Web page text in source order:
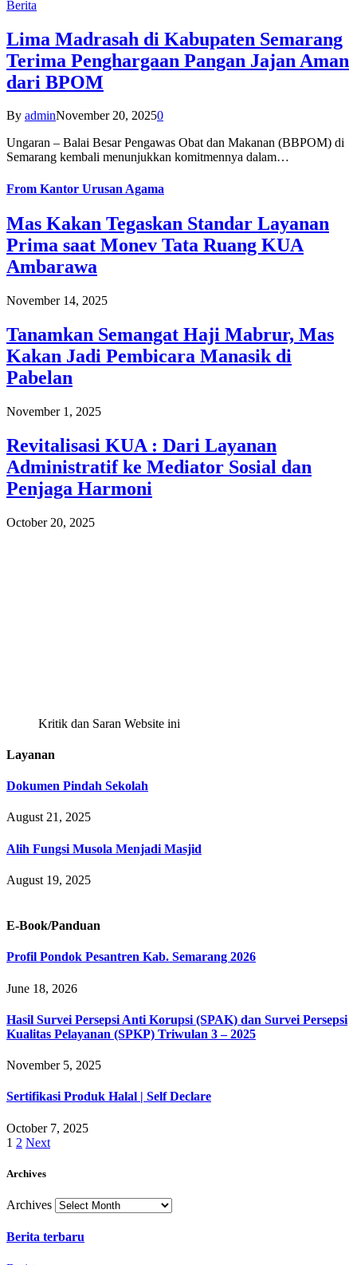
Berita
Lima Madrasah di Kabupaten Semarang
Terima Penghargaan Pangan Jajan Aman
dari BPOM
By adminNovember 20, 20250
Ungaran – Balai Besar Pengawas Obat dan Makanan (BBPOM) di
Semarang kembali menunjukkan komitmennya dalam…
From Kantor Urusan Agama
Mas Kakan Tegaskan Standar Layanan
Prima saat Monev Tata Ruang KUA
Ambarawa
November 14, 2025
Tanamkan Semangat Haji Mabrur, Mas
Kakan Jadi Pembicara Manasik di
Pabelan
November 1, 2025
Revitalisasi KUA : Dari Layanan
Administratif ke Mediator Sosial dan
Penjaga Harmoni
October 20, 2025
Kritik dan Saran Website ini
Layanan
Dokumen Pindah Sekolah
August 21, 2025
Alih Fungsi Musola Menjadi Masjid
August 19, 2025
E-Book/Panduan
Profil Pondok Pesantren Kab. Semarang 2026
June 18, 2026
Hasil Survei Persepsi Anti Korupsi (SPAK) dan Survei Persepsi
Kualitas Pelayanan (SPKP) Triwulan 3 – 2025
November 5, 2025
Sertifikasi Produk Halal | Self Declare
October 7, 2025
1 2 Next
Archives
Archives
Berita terbaru